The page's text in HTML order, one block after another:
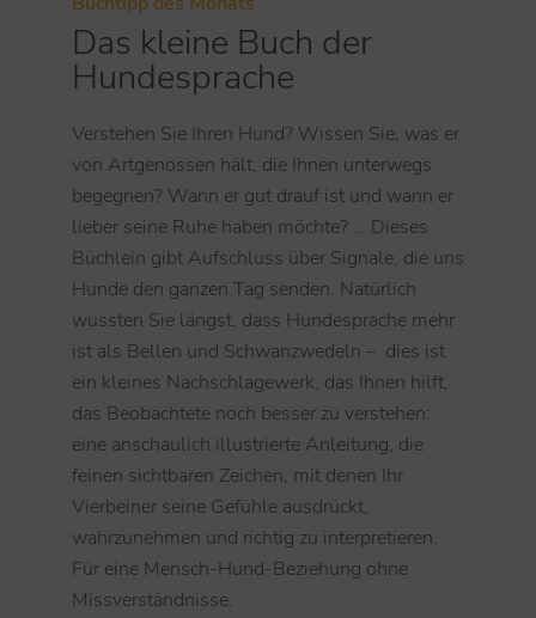
Das kleine Buch der
Hundesprache
Verstehen Sie Ihren Hund? Wissen Sie, was er
von Artgenossen hält, die Ihnen unterwegs
begegnen? Wann er gut drauf ist und wann er
lieber seine Ruhe haben möchte? … Dieses
Büchlein gibt Aufschluss über Signale, die uns
Hunde den ganzen Tag senden. Natürlich
wussten Sie längst, dass Hundesprache mehr
ist als Bellen und Schwanzwedeln – dies ist
ein kleines Nachschlagewerk, das Ihnen hilft,
das Beobachtete noch besser zu verstehen:
eine anschaulich illustrierte Anleitung, die
feinen sichtbaren Zeichen, mit denen Ihr
Vierbeiner seine Gefühle ausdrückt,
wahrzunehmen und richtig zu interpretieren.
Für eine Mensch-Hund-Beziehung ohne
Missverständnisse.